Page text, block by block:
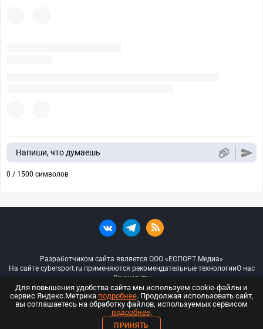
Напиши, что думаешь
0 / 1500 символов
Разработчиком сайта является ООО «ЕСПОРТ Медиа»
На сайте cybersport.ru применяются рекомендательные технологииО нас
Документы
© ООО «Киберспорт.ру» — Все права защищены
18+
Для повышения удобства сайта мы используем cookie-файлы и
сервис Яндекс.Метрика подробнее. Продолжая использовать сайт,
вы соглашаетесь на обработку файлов, используемых сервисом
подробнее.
ПРИНЯТЬ